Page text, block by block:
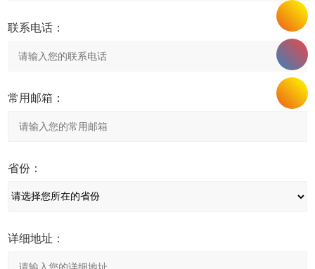
联系电话：
常用邮箱：
省份：
详细地址：